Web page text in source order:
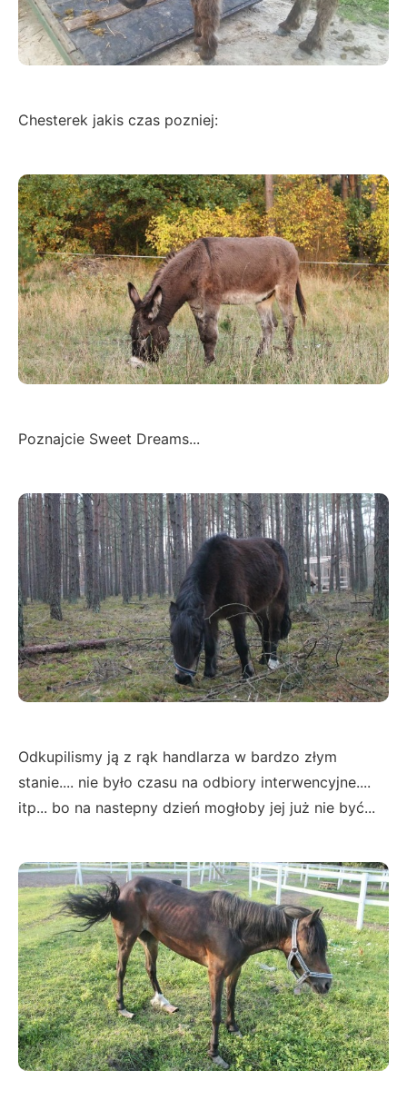
Chesterek jakis czas pozniej:
Poznajcie Sweet Dreams...
Odkupilismy ją z rąk handlarza w bardzo złym
stanie.... nie było czasu na odbiory interwencyjne....
itp... bo na nastepny dzień mogłoby jej już nie być...